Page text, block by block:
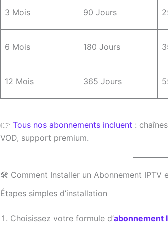
3 Mois 90 Jours
6 Mois 180 Jours
12 Mois 365 Jours
👉 Tous nos abonnements incluent :
VOD, support premium.
🛠️ Comment Installer un Abonnement IPTV
Étapes simples d’installation
Choisissez votre formule d’abonnement